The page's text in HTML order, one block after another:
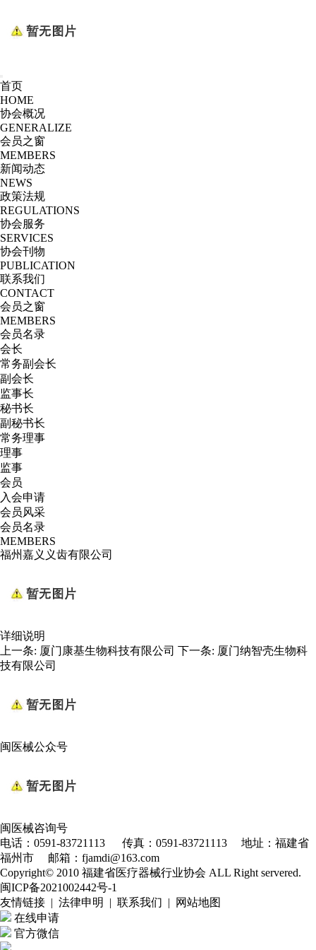
首页
HOME
协会概况
GENERALIZE
会员之窗
MEMBERS
新闻动态
NEWS
政策法规
REGULATIONS
协会服务
SERVICES
协会刊物
PUBLICATION
联系我们
CONTACT
会员之窗
MEMBERS
会员名录
会长
常务副会长
副会长
监事长
秘书长
副秘书长
常务理事
理事
监事
会员
入会申请
会员风采
会员名录
MEMBERS
福州嘉义义齿有限公司
详细说明
上一条: 厦门康基生物科技有限公司 下一条: 厦门纳智壳生物科
技有限公司
闽医械公众号
闽医械咨询号
电话：0591-83721113 传真：0591-83721113 地址：福建省
福州市 邮箱：fjamdi@163.com
Copyright© 2010 福建省医疗器械行业协会 ALL Right servered.
闽ICP备2021002442号-1
友情链接 | 法律申明 | 联系我们 | 网站地图
在线申请
官方微信